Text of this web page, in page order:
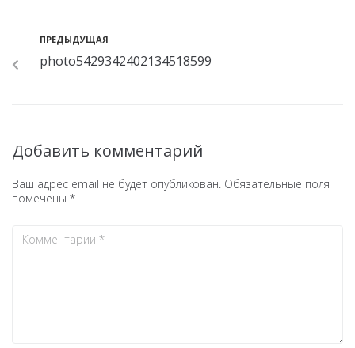
ПРЕДЫДУЩАЯ
photo5429342402134518599
Добавить комментарий
Ваш адрес email не будет опубликован. Обязательные поля
помечены *